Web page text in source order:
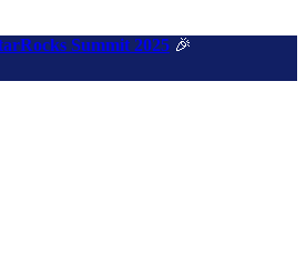
Summit 2025 🎉️